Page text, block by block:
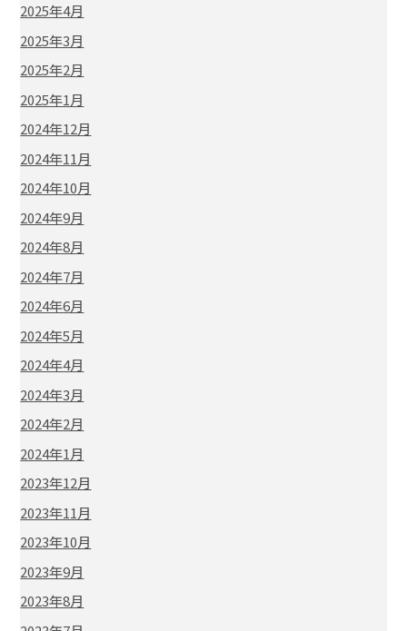
2025年4月
2025年3月
2025年2月
2025年1月
2024年12月
2024年11月
2024年10月
2024年9月
2024年8月
2024年7月
2024年6月
2024年5月
2024年4月
2024年3月
2024年2月
2024年1月
2023年12月
2023年11月
2023年10月
2023年9月
2023年8月